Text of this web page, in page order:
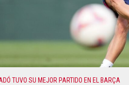
TUVO SU MEJOR PARTIDO EN EL BARÇA